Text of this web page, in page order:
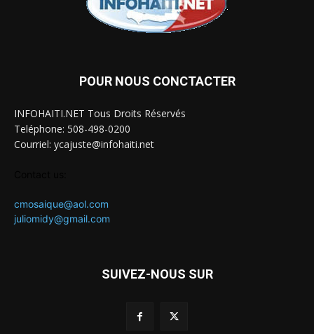
POUR NOUS CONCTACTER
INFOHAITI.NET Tous Droits Réservés
Teléphone: 508-498-0200
Courriel: ycajuste@infohaiti.net
cmosaique@aol.com
juliomidy@gmail.com
SUIVEZ-NOUS SUR